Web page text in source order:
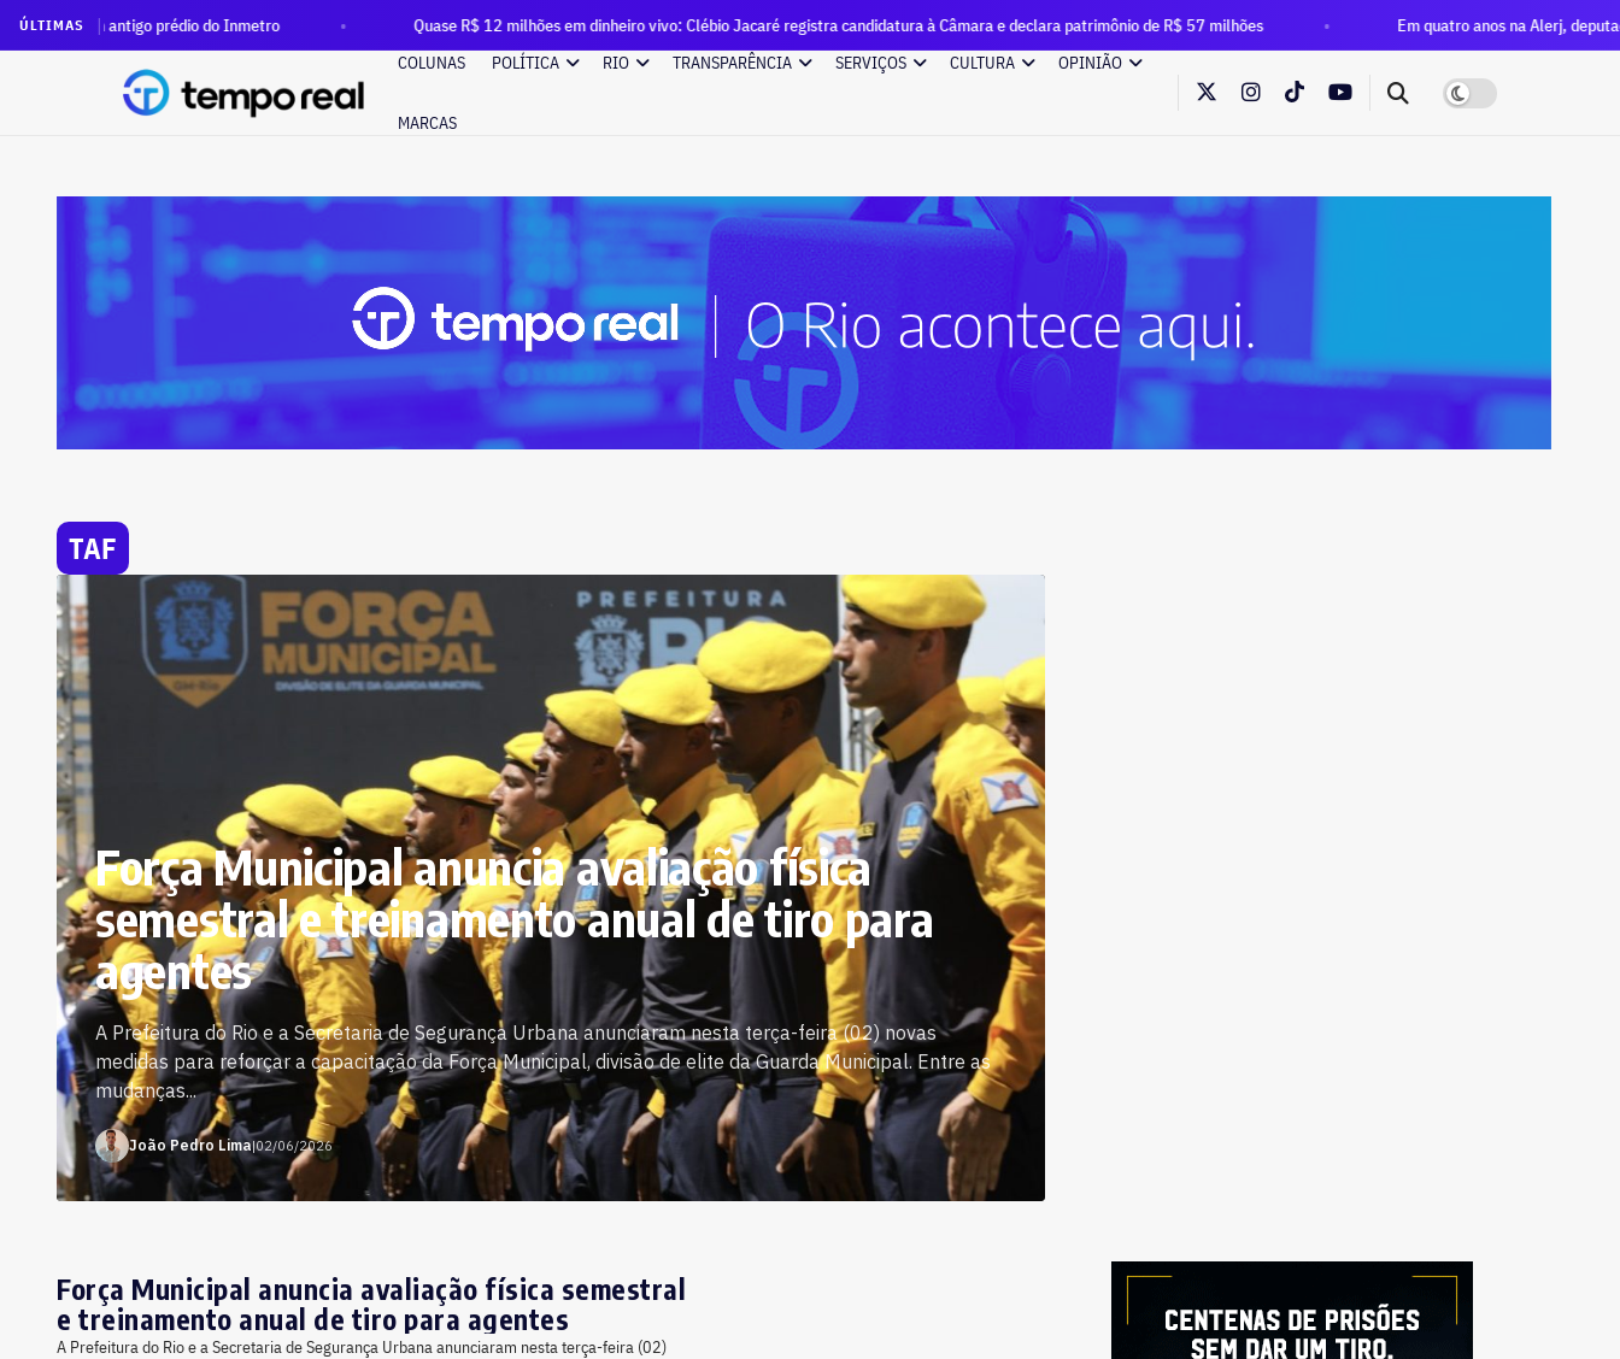
ÚLTIMAS
antigo prédio do Inmetro Quase R$ 12 milhões em dinheiro vivo: Clébio Jacaré registra candidatura à Câmara e declara patrimônio de R$ 57 milhões
Em quatro anos na Alerj, deputado
COLUNAS
POLÍTICA RIO TRANSPARÊNCIA SERVIÇOS CULTURA OPINIÃO
MARCAS
TAF
Força Municipal anuncia avaliação física
semestral e treinamento anual de tiro para
agentes
A Prefeitura do Rio e a Secretaria de Segurança Urbana anunciaram nesta terça-feira (02) novas
medidas para reforçar a capacitação da Força Municipal, divisão de elite da Guarda Municipal. Entre as
mudanças...
João Pedro Lima|02/06/2026
Força Municipal anuncia avaliação física semestral
e treinamento anual de tiro para agentes
A Prefeitura do Rio e a Secretaria de Segurança Urbana anunciaram nesta terça-feira (02)